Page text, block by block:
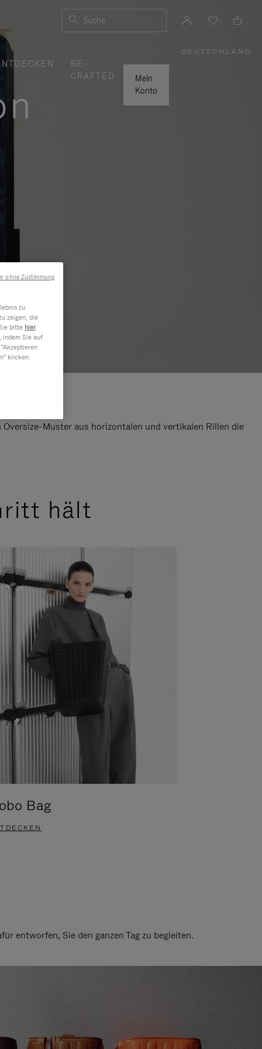
Suche
RE-
CRAFTED
Mein
Konto
DEUTSCHLAND
|
Muster aus horizontalen und vertikalen Rillen die
hält
Bag
entworfen, Sie den ganzen Tag zu begleiten.
zu
zeigen, die
bitte hier.
indem Sie auf
klicken.
ohne Zustimmung